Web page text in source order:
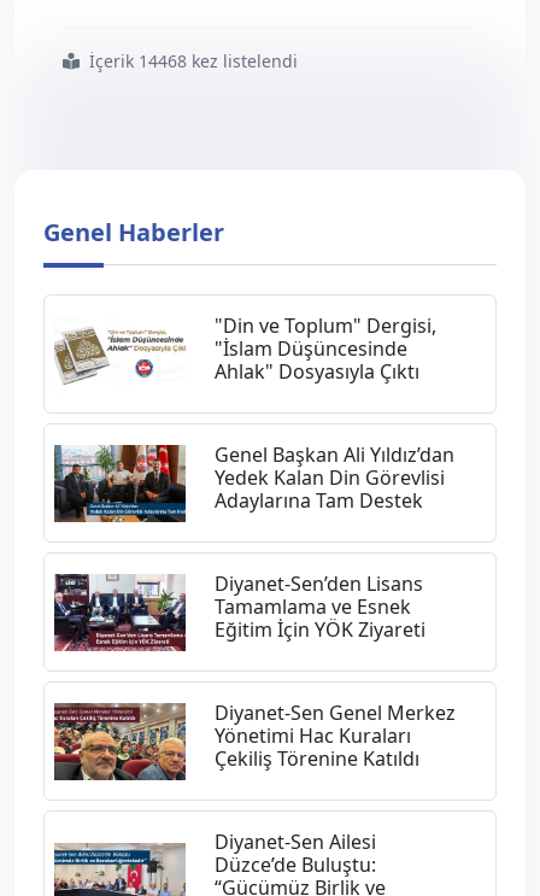
#k k ö
#i h
#m k
#açıktan
#atama
#sözlü
#sınav
#sonuç
#ve
#tercih
#duyurusu
İçerik 14468 kez listelendi
Genel Haberler
"Din ve Toplum" Dergisi,
"İslam Düşüncesinde
Ahlak" Dosyasıyla Çıktı
Genel Başkan Ali Yıldız’dan
Yedek Kalan Din Görevlisi
Adaylarına Tam Destek
Diyanet-Sen’den Lisans
Tamamlama ve Esnek
Eğitim İçin YÖK Ziyareti
Diyanet-Sen Genel Merkez
Yönetimi Hac Kuraları
Çekiliş Törenine Katıldı
Diyanet-Sen Ailesi
Düzce’de Buluştu:
“Gücümüz Birlik ve